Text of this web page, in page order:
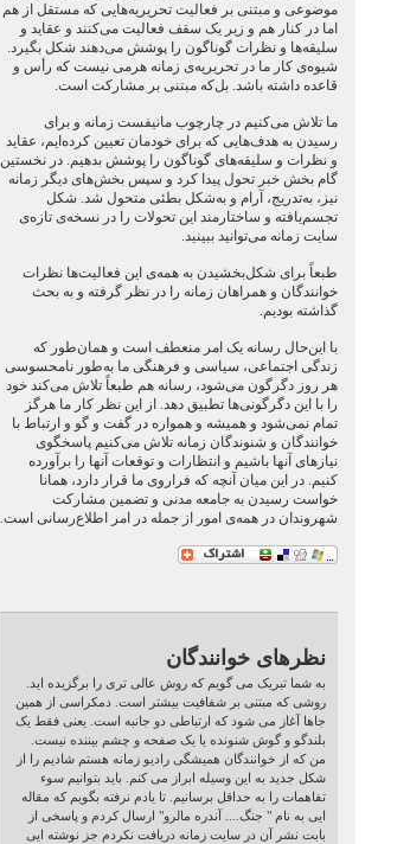
موضوعی و مبتنی بر فعالیت تحریریه‌هایی که مستقل از هم
اما در کنار هم و زیر یک سقف فعالیت می‌کنند و عقاید و
سلیقه‌ها و نظرات گوناگون را پوشش می‌دهند شکل بگیرد.
شیوه‌ی کار ما در تحریریه‌ی زمانه هرمی نیست که رأس و
قاعده داشته باشد. بل‌که مبتنی بر مشارکت است.
ما تلاش می‌کنیم در چارچوب مانیفست زمانه و برای
رسیدن به هدف‌هایی که برای خودمان تعیین کرده‌ایم، عقاید
و نظرات و سلیقه‌های گوناگون را پوشش بدهیم. در نخستین
گام بخش خبر تحول پیدا کرد و سپس بخش‌های دیگر زمانه
نیز، به‌تدریج، آرام و به‌شکل بطئی متحول شد. شکل
تجسم‌یافته‌ و ساختارمند این تحولات را در نسخه‌ی تازه‌ی
سایت زمانه می‌توانید ببینید.
طبعاً برای شکل‌بخشیدن به همه‌ی این فعالیت‌ها نظرات
خوانندگان و همراهان زمانه را در نظر گرفته و به بحث
گذاشته بودیم.
با این‌حال رسانه یک امر منعطف است و همان‌طور که
زندگی اجتماعی، سیاسی و فرهنگی ما به‌طور نامحسوسی
هر روز دگرگون می‌شود، رسانه‌ هم طبعاً تلاش می‌کند خود
را با این دگرگونی‌ها تطبیق دهد. از این نظر کار ما هرگز
تمام نمی‌شود و همیشه و همواره در گفت و گو و ارتباط با
خوانندگان و شنوندگان زمانه تلاش می‌کنیم پاسخگوی
نیازهای آنها باشیم و انتظارات و توقعات آنها را برآورده
کنیم. در این میان آنچه که فراروی ما قرار دارد، همانا
خواست رسیدن به جامعه مدنی و تضمین مشارکت
شهروندان در همه‌ی امور از جمله در امر اطلاع‌رسانی است.
نظرهای خوانندگان
به شما تبریک می گویم که روش عالی تری را برگزیده اید.
روشی که مبتنی بر شفافیت بیشتر است. دمکراسی از همین
جاها آغاز می شود که ارتباطی دو جانبه است. یعنی فقط یک
بلندگو و گوش شنونده یا یک صفحه و چشم بیننده نیست.
من که از خوانندگان همیشگی رادیو زمانه هستم شادیم را از
شکل جدید به این وسیله ابراز می کنم. باید بتوانیم سوء
تفاهمات را به حداقل برسانیم. تا یادم نرفته بگویم که مقاله
ایی به نام " جنگ.... آندره مالرو" ارسال کردم و پاسخی از
بابت نشر آن در سایت زمانه دریافت نکردم جز نوشته ایی